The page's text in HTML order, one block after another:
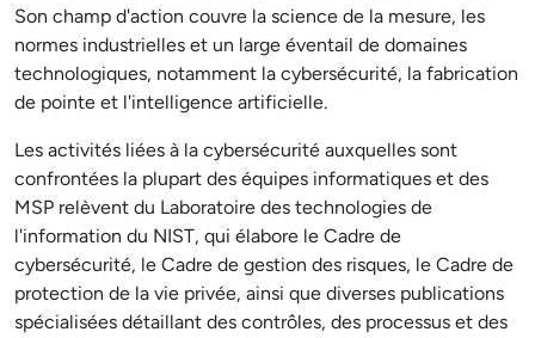
Son champ d'action couvre la science de la mesure, les
normes industrielles et un large éventail de domaines
technologiques, notamment la cybersécurité, la fabrication
de pointe et l'intelligence artificielle.
Les activités liées à la cybersécurité auxquelles sont
confrontées la plupart des équipes informatiques et des
MSP relèvent du Laboratoire des technologies de
l'information du NIST, qui élabore le Cadre de
cybersécurité, le Cadre de gestion des risques, le Cadre de
protection de la vie privée, ainsi que diverses publications
spécialisées détaillant des contrôles, des processus et des